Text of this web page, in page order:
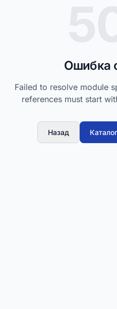
Ошибка
Failed to resolve module
references must start
Назад Каталог